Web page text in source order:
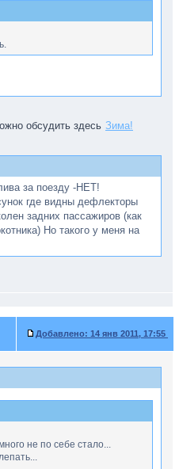
обсудить здесь Зима!
за поезду -НЕТ!
где видны дефлекторы
задних пассажиров (как
Но такого у меня на
Добавлено: 14 янв 2011, 17:55
не по себе стало...